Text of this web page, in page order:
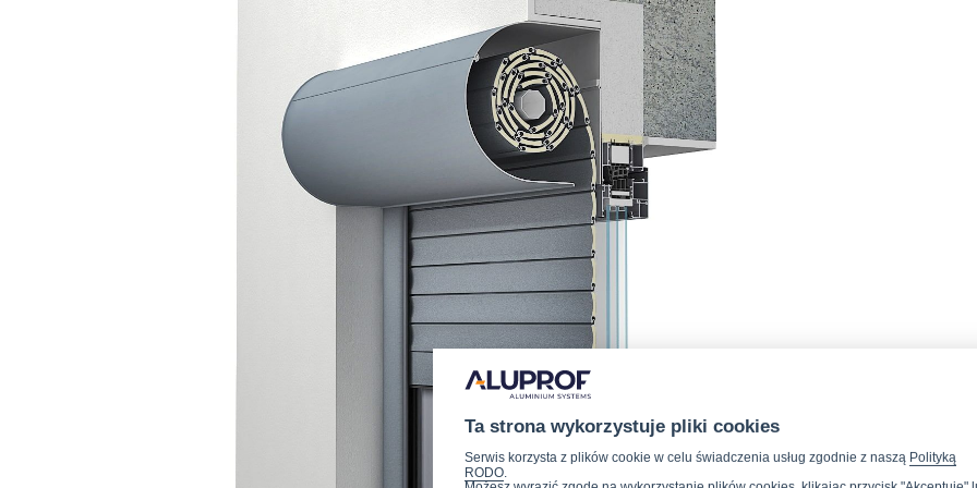
Ta strona wykorzystuje pliki cookies
Serwis korzysta z plików cookie w celu świadczenia usług zgodnie z naszą Polityką
RODO.